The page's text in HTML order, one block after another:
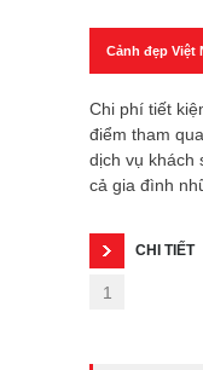
Cảnh đẹp Việt
Chi phí tiết
điểm tham
dịch vụ khách
cả gia đình
CHI TIẾT
1